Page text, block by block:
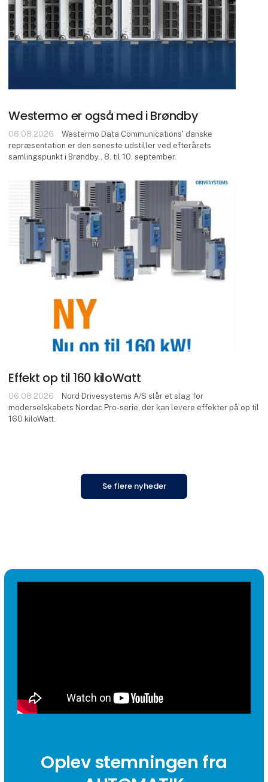
Westermo er også med i Brøndby
06.08.2026
Westermo Data Communications' danske
repræsentation er den seneste udstiller ved efterårets
samlingspunkt i Brøndby,, 8. til 10. september.
Effekt op til 160 kiloWatt
06.08.2026
Nord Drivesystems A/S slår et slag for
moderselskabets Nordac Pro-serie, der kan levere effekter på op til
160 kiloWatt.
Se flere nyheder
Oplev stemningen fra